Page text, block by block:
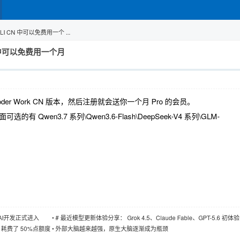
CN 中可以免费用一个 ...
以免费用一个月
Work CN 版本，然后注册就会送你一个月 Pro 的会员。
可选的有 Qwen3.7 系列\Qwen3.6-Flash\DeepSeek-V4 系列\GLM-
开发正式进入
•# 最近模型更新体验分享： Grok 4.5、Claude Fable、GPT-5.6 初体验
费了 50%点额度•外部大脑越来越强，原生大脑逐渐成为瓶颈